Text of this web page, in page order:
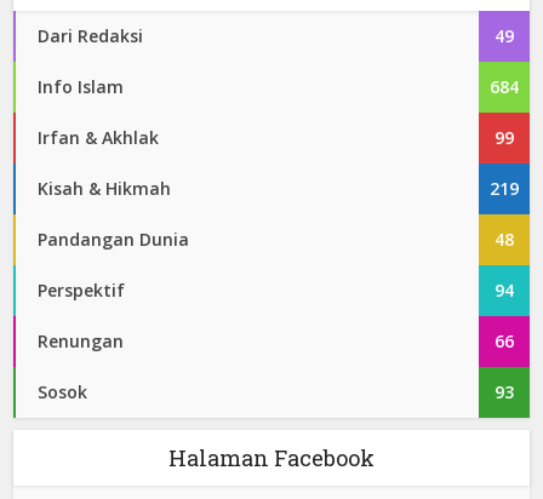
Dari Redaksi 49
Info Islam 684
Irfan & Akhlak 99
Kisah & Hikmah 219
Pandangan Dunia 48
Perspektif 94
Renungan 66
Sosok 93
Halaman Facebook